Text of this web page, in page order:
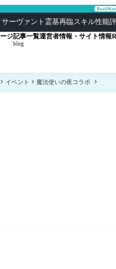
ーヴァント霊基再臨スキル性能評
ジ記事一覧
blog
運営者情報・サイト情報
イベント 魔法使いの夜コラボ